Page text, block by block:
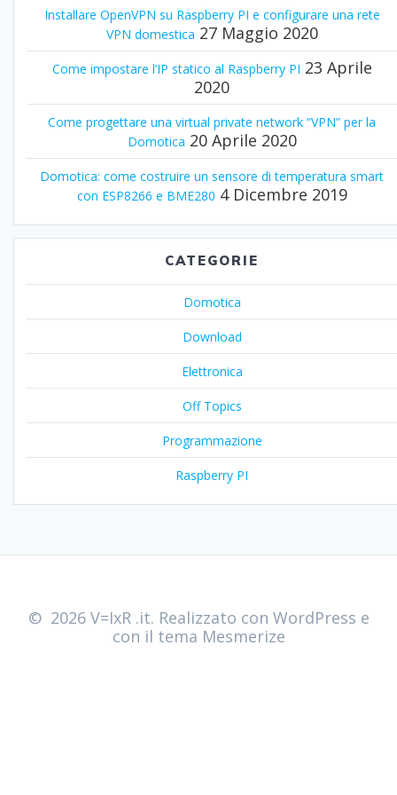
Installare OpenVPN su Raspberry PI e configurare una rete
VPN domestica 27 Maggio 2020
Come impostare l’IP statico al Raspberry PI 23 Aprile
2020
Come progettare una virtual private network “VPN” per la
Domotica 20 Aprile 2020
Domotica: come costruire un sensore di temperatura smart
con ESP8266 e BME280 4 Dicembre 2019
CATEGORIE
Domotica
Download
Elettronica
Off Topics
Programmazione
Raspberry PI
© 2026 V=IxR .it. Realizzato con WordPress e
con il tema Mesmerize